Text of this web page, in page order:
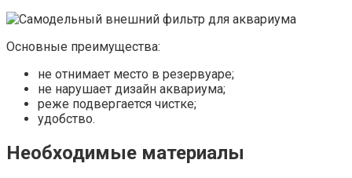
Основные преимущества:
не отнимает место в резервуаре;
не нарушает дизайн аквариума;
реже подвергается чистке;
удобство.
Необходимые материалы